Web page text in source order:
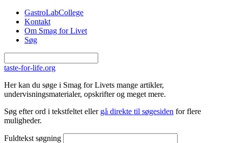
Gå til hovedindhold
GastroLabCollege
Kontakt
Om Smag for Livet
Søg
taste-for-life.org
Her kan du søge i Smag for Livets mange artikler,
undervisningsmaterialer, opskrifter og meget mere.
Søg efter ord i tekstfeltet eller gå direkte til søgesiden for flere
muligheder.
Fuldtekst søgning